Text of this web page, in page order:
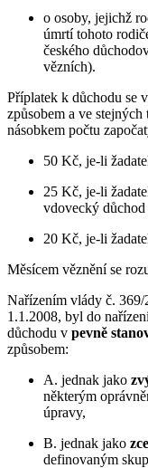
o osoby, jejichž
úmrtí tohoto
českého
vězních).
Příplatek k důchodu se
způsobem a ve
násobkem počtu
50 Kč, je-li
25 Kč, je-li
vdovecký
20 Kč, je-li
Měsícem věznění se
Nařízením vlády č. 369/
1.1.2008, byl do
důchodu v pevně
způsobem:
A. jednak jako
některým
úpravy,
B. jednak jako
definovaným